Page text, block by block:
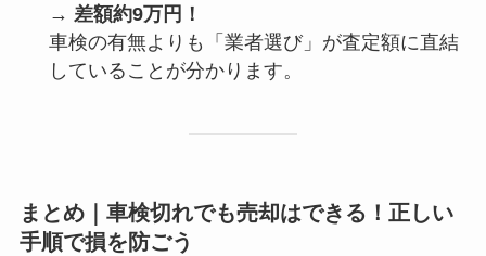
→ 差額約9万円！
車検の有無よりも「業者選び」が査定額に直結
していることが分かります。
まとめ｜車検切れでも売却はできる！正しい
手順で損を防ごう